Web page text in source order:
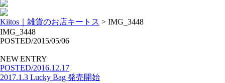
Kiitos｜雑貨のお店キートス > IMG_3448
IMG_3448
POSTED/2015/05/06
NEW ENTRY
POSTED/2016.12.17
2017.1.3 Lucky Bag 発売開始